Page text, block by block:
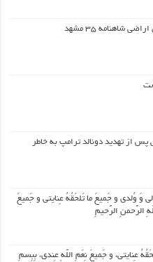
شاهنامه ۳۵ مشهد
پس از تهدید دونالد ترامپ به خاطر
وَ وُلدی و جَمیعَ ما تَلحَقُهُ عِنایتی و جَمیعَ
الرَّحمنِ الرَّحیمِ
عِنایتی، و جَمیعَ نِعَمِ اللّهِ عِندی، بِبِسمِ